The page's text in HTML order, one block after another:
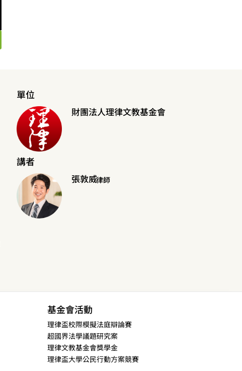
單位
財團法人理律文教基金會
講者
張敦威律師
基金會活動
理律盃校際模擬法庭辯論賽
超國界法學議題研究案
理律文教基金會獎學金
理律盃大學公民行動方案競賽